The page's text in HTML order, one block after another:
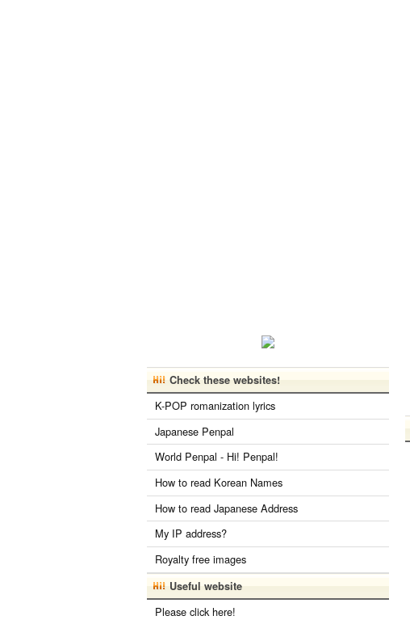
Check these websites!
K-POP romanization lyrics
Japanese Penpal
World Penpal - Hi! Penpal!
How to read Korean Names
How to read Japanese Address
My IP address?
Royalty free images
Useful website
Please click here!